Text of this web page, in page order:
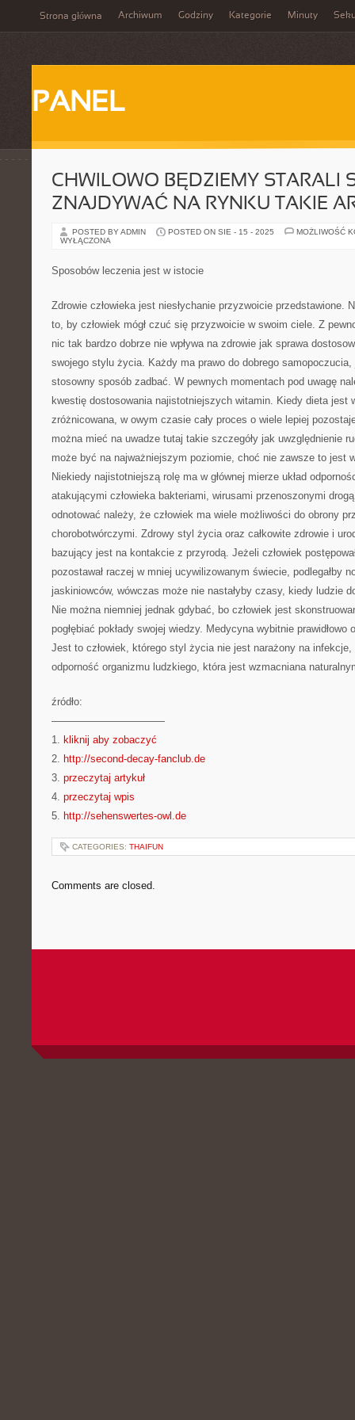
Strona główna Archiwum Godziny Kategorie Minuty
PANEL
CHWILOWO BĘDZIEMY STARALI
ZNAJDYWAĆ NA RYNKU TAKIE
POSTED BY ADMIN POSTED ON SIE - 15 - 2025
MOŻLIWOŚĆ
WYŁĄCZONA
Sposobów leczenia jest w istocie
Zdrowie człowieka jest niesłychanie przyzwoicie przedstawione.
to, by człowiek mógł czuć się przyzwoicie w swoim ciele. Z
nic tak bardzo dobrze nie wpływa na zdrowie jak sprawa
swojego stylu życia. Każdy ma prawo do dobrego
stosowny sposób zadbać. W pewnych momentach pod uwagę
kwestię dostosowania najistotniejszych witamin. Kiedy dieta jest
zróżnicowana, w owym czasie cały proces o wiele lepiej
można mieć na uwadze tutaj takie szczegóły jak uwzględnienie
może być na najważniejszym poziomie, choć nie zawsze to jest
Niekiedy najistotniejszą rolę ma w głównej mierze układ
atakującymi człowieka bakteriami, wirusami przenoszonymi
odnotować należy, że człowiek ma wiele możliwości do obrony
chorobotwórczymi. Zdrowy styl życia oraz całkowite zdrowie i
bazujący jest na kontakcie z przyrodą. Jeżeli człowiek
pozostawał raczej w mniej ucywilizowanym świecie, podlegałby
jaskiniowców, wówczas może nie nastałyby czasy, kiedy ludzie
Nie można niemniej jednak gdybać, bo człowiek jest
pogłębiać pokłady swojej wiedzy. Medycyna wybitnie prawidłowo
Jest to człowiek, którego styl życia nie jest narażony na infekcje,
odporność organizmu ludzkiego, która jest wzmacniana
źródło:
———————————
1. kliknij aby zobaczyć
2. http://second-decay-fanclub.de
3. przeczytaj artykuł
4. przeczytaj wpis
5. http://sehenswertes-owl.de
CATEGORIES: THAIFUN
Comments are closed.